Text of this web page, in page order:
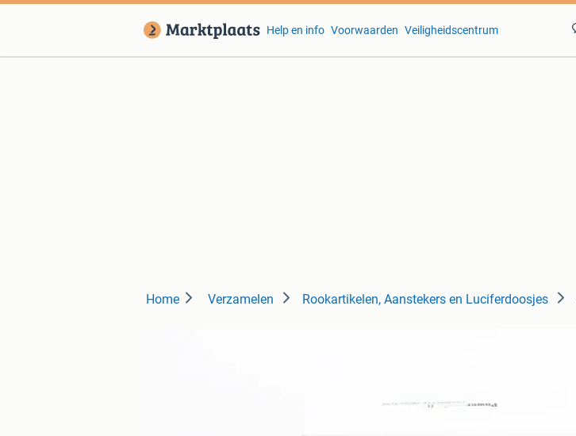
Help en info Voorwaarden Veiligheidscentrum
Home Verzamelen Rookartikelen, Aanstekers en Luciferdoosjes